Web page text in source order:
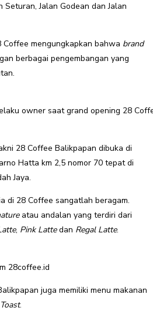
Seturan, Jalan Godean dan Jalan
mengungkapkan bahwa brand
berbagai pengembangan yang
owner saat grand opening 28
28 Coffee Balikpapan dibuka di
Hatta km 2,5 nomor 70 tepat di
Jaya.
di 28 Coffee sangatlah beragam.
atau andalan yang terdiri dari
, Pink Lattedan Regal Latte.
28coffee.id
juga memiliki menu makanan
Toast.